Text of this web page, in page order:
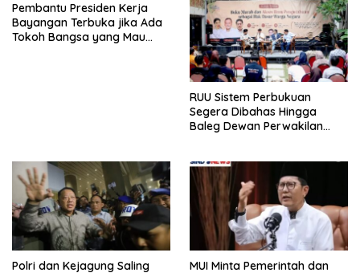
Pembantu Presiden Kerja
Bayangan Terbuka jika Ada
Tokoh Bangsa yang Mau
RUU Sistem Perbukuan
Segera Dibahas Hingga
Baleg Dewan Perwakilan
Polri dan Kejagung Saling
MUI Minta Pemerintah dan